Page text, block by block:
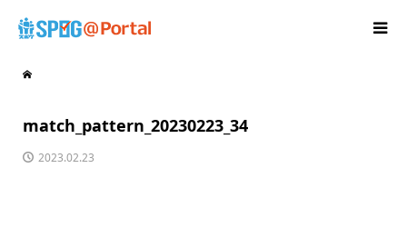
match_pattern_20230223_34
2023.02.23